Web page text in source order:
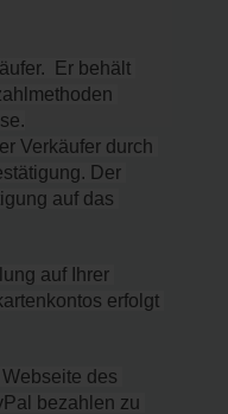
Er behält
Verkäufer durch
Der
auf das
auf Ihrer
erfolgt
des
bezahlen zu